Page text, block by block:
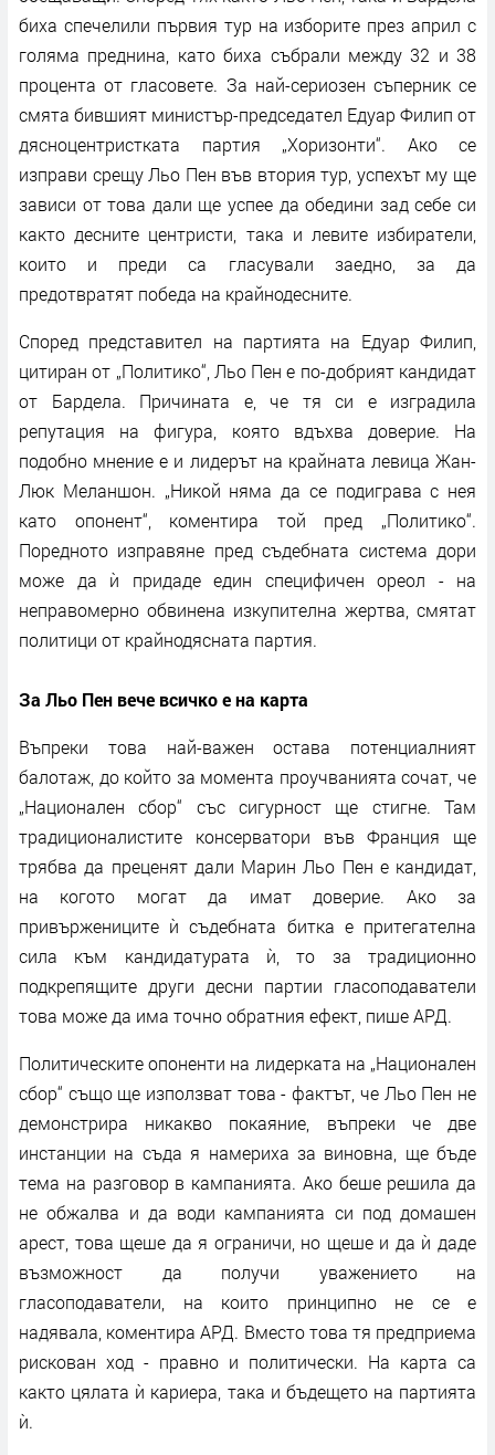
биха спечелили първия тур на изборите през април с
голяма преднина, като биха събрали между 32 и 38
процента от гласовете. За най-сериозен съперник се
смята бившият министър-председател Едуар Филип от
дясноцентристката партия „Хоризонти“. Ако се
изправи срещу Льо Пен във втория тур, успехът му ще
зависи от това дали ще успее да обедини зад себе си
както десните центристи, така и левите избиратели,
които и преди са гласували заедно, за да
предотвратят победа на крайнодесните.
Според представител на партията на Едуар Филип,
цитиран от „Политико“, Льо Пен е по-добрият кандидат
от Бардела. Причината е, че тя си е изградила
репутация на фигура, която вдъхва доверие. На
подобно мнение е и лидерът на крайната левица Жан-
Люк Меланшон. „Никой няма да се подиграва с нея
като опонент“, коментира той пред „Политико“.
Поредното изправяне пред съдебната система дори
може да ѝ придаде един специфичен ореол - на
неправомерно обвинена изкупителна жертва, смятат
политици от крайнодясната партия.
За Льо Пен вече всичко е на карта
Въпреки това най-важен остава потенциалният
балотаж, до който за момента проучванията сочат, че
„Национален сбор“ със сигурност ще стигне. Там
традиционалистите консерватори във Франция ще
трябва да преценят дали Марин Льо Пен е кандидат,
на когото могат да имат доверие. Ако за
привържениците ѝ съдебната битка е притегателна
сила към кандидатурата ѝ, то за традиционно
подкрепящите други десни партии гласоподаватели
това може да има точно обратния ефект, пише АРД.
Политическите опоненти на лидерката на „Национален
сбор“ също ще използват това - фактът, че Льо Пен не
демонстрира никакво покаяние, въпреки че две
инстанции на съда я намериха за виновна, ще бъде
тема на разговор в кампанията. Ако беше решила да
не обжалва и да води кампанията си под домашен
арест, това щеше да я ограничи, но щеше и да ѝ даде
възможност да получи уважението на
гласоподаватели, на които принципно не се е
надявала, коментира АРД. Вместо това тя предприема
рискован ход - правно и политически. На карта са
както цялата ѝ кариера, така и бъдещето на партията
ѝ.